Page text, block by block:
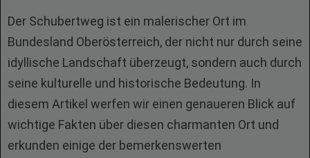
Der Schubertweg ist ein malerischer Ort im
Bundesland Oberösterreich, der nicht nur durch seine
idyllische Landschaft überzeugt, sondern auch durch
seine kulturelle und historische Bedeutung. In
diesem Artikel werfen wir einen genaueren Blick auf
wichtige Fakten über diesen charmanten Ort und
erkunden einige der bemerkenswerten